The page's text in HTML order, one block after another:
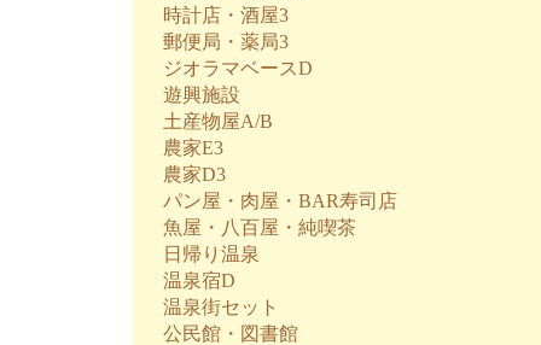
時計店・酒屋3
郵便局・薬局3
ジオラマベースD
遊興施設
土産物屋A/B
農家E3
農家D3
パン屋・肉屋・BAR寿司店
魚屋・八百屋・純喫茶
日帰り温泉
温泉宿D
温泉街セット
公民館・図書館